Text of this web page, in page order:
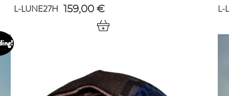
L-LUNE27H 159,00 € L-